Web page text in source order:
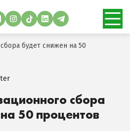
будет снижен на 50
сбора
50 процентов